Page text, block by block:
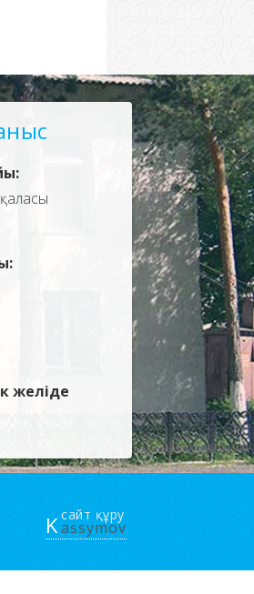
желіде
сайт құру
Kassymov